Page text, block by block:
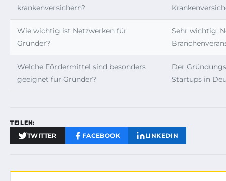
krankenversichern?
Wie wichtig ist Netzwerken für
Gründer?
Sehr wichtig.
Welche Fördermittel sind besonders
geeignet für Gründer?
Der
Startups in
TEILEN:
TWITTER FACEBOOK LINKEDIN